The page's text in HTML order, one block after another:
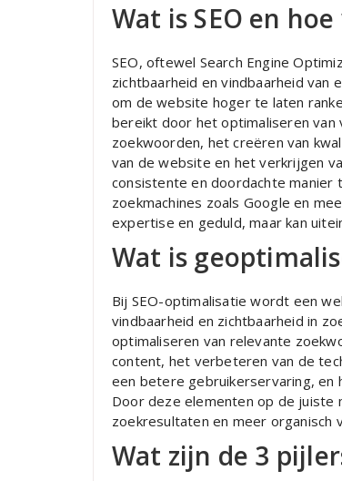
Wat is SEO en
SEO, oftewel Search Engine
zichtbaarheid en vindbaarheid van
om de website hoger te laten
bereikt door het optimaliseren van
zoekwoorden, het creëren van
van de website en het verkrijgen
consistente en doordachte
zoekmachines zoals Google en
expertise en geduld, maar kan
Wat is
Bij SEO-optimalisatie wordt een
vindbaarheid en zichtbaarheid in
optimaliseren van relevante
content, het verbeteren van de
een betere gebruikerservaring, en
Door deze elementen op de juiste
zoekresultaten en meer organisch
Wat zijn de 3